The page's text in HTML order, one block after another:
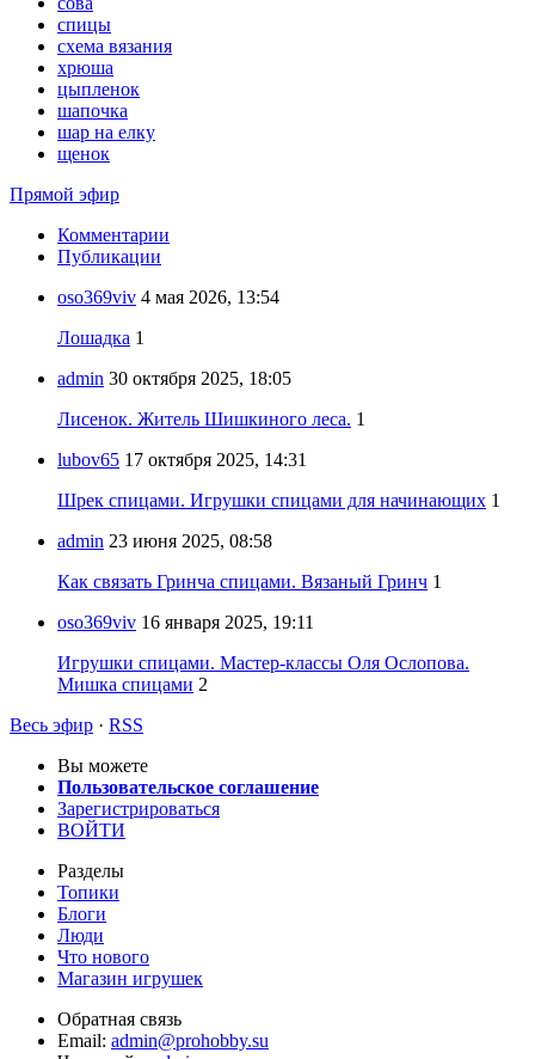
спицы
схема вязания
хрюша
цыпленок
шапочка
шар на елку
щенок
Прямой эфир
Комментарии
Публикации
oso369viv 4 мая 2026, 13:54
Лошадка 1
admin 30 октября 2025, 18:05
Лисенок. Житель Шишкиного леса. 1
lubov65 17 октября 2025, 14:31
Шрек спицами. Игрушки спицами для начинающих 1
admin 23 июня 2025, 08:58
Как связать Гринча спицами. Вязаный Гринч 1
oso369viv 16 января 2025, 19:11
Игрушки спицами. Мастер-классы Оля Ослопова.
Мишка спицами 2
Весь эфир · RSS
Вы можете
Пользовательское соглашение
Зарегистрироваться
ВОЙТИ
Разделы
Топики
Блоги
Люди
Что нового
Магазин игрушек
Обратная связь
Email: admin@prohobby.su